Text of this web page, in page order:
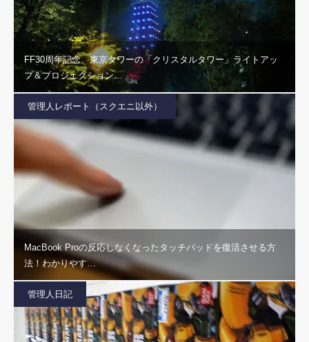
FF30周年記念、東京タワーの「クリスタルタワー」ライトアッ
プ＆プロジェクション…
管理人レポート（スクエニ以外）
MacBook Proの反応しなくなったタッチパッドを復活させる方
法！わかりやす…
管理人日記